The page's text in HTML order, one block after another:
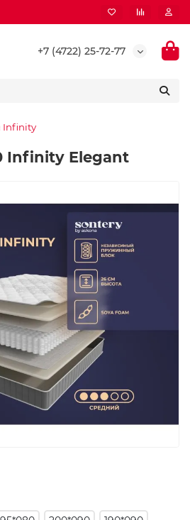
+7 (4722) 25-72-77
Infinity
Infinity Elegant